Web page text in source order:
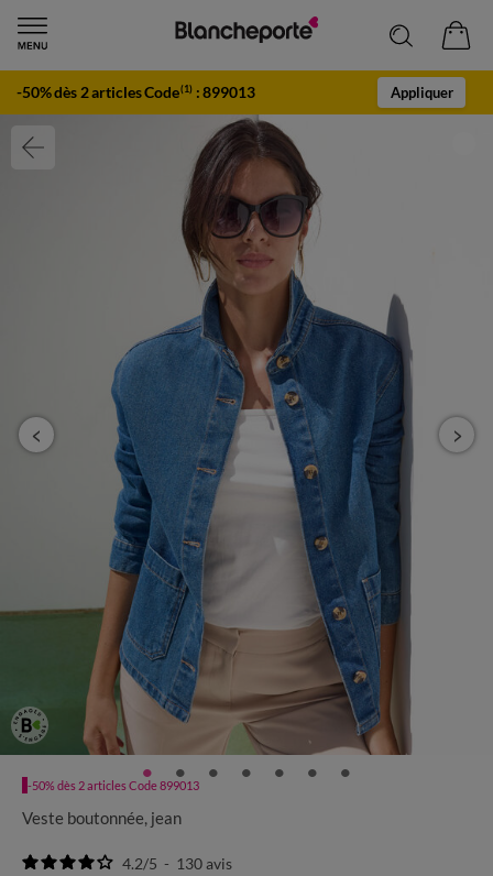
-50% dès 2 articles Code(1) :899013 Appliquer
-50% dès 2 articles Code 899013
Veste boutonnée, jean
4.2/5 - 130avis